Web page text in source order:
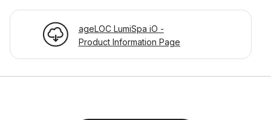
ageLOC LumiSpa iO -
Product Information Page